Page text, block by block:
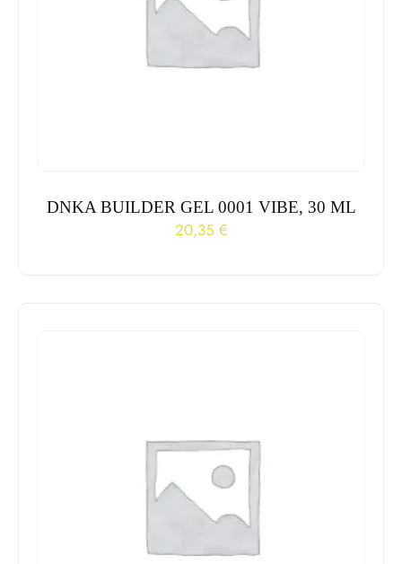
DNKA BUILDER GEL 0001 VIBE, 30 ML
20,35 €